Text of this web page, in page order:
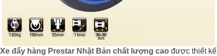
Xe đẩy hàng Prestar Nhật Bản chất lượng cao được thiết kế